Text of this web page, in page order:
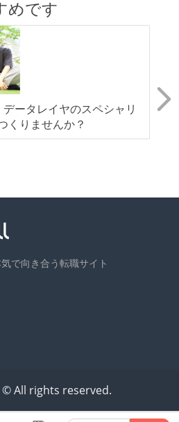
内禁煙（屋内に喫煙可能室設
めです
ータレイヤのスペシャリ
くりませんか？
で向き合う転職サイト
© All rights reserved.